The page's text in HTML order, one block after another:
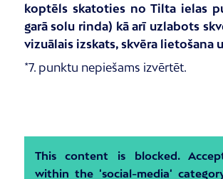
koptēls skatoties no Tilta ielas
garā solu rinda) kā arī uzlabots
vizuālais izskats, skvēra lietošana
*7. punktu nepiešams izvērtēt.
This content is blocked.
within the 'social-media'